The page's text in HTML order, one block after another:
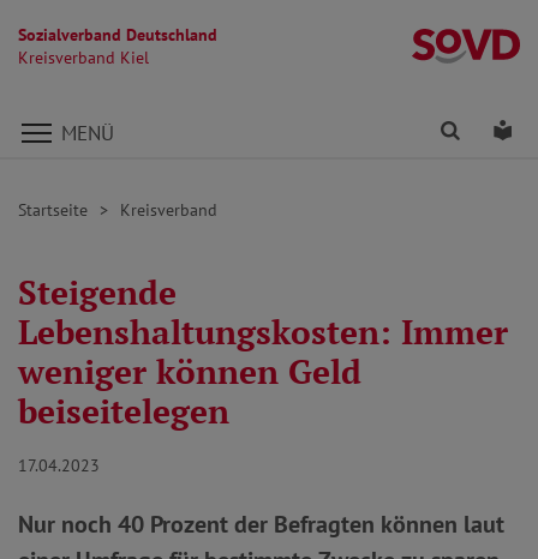
Sozialverband Deutschland
Kreisverband Kiel
Direkt zu den Inhalten springen
MENÜ Finden
Startseite Kreisverband
Steigende
Lebenshaltungskosten: Immer
weniger können Geld
beiseitelegen
17.04.2023
Nur noch 40 Prozent der Befragten können laut